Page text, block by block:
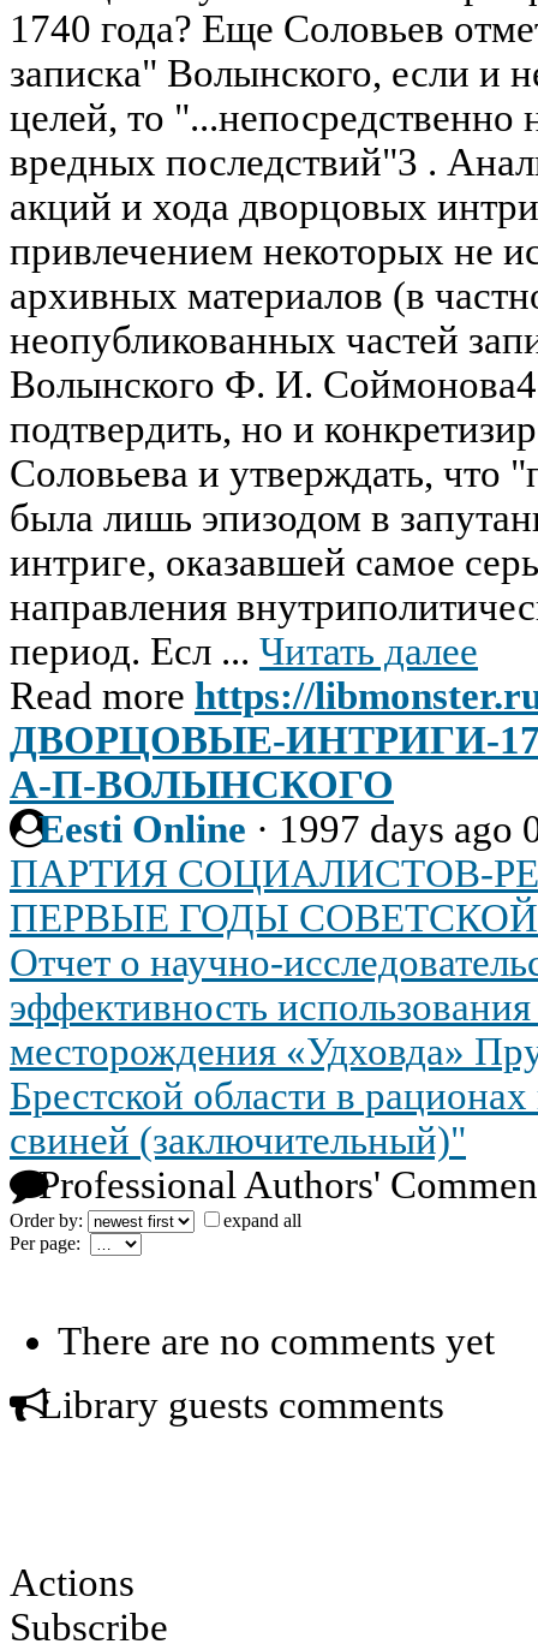
1740 года? Еще Соловьев
записка" Волынского, если и
целей, то "...непосредственно
вредных последствий"3 .
акций и хода дворцовых
привлечением некоторых не
архивных материалов (в
неопубликованных частей
Волынского Ф. И. Соймонова4
подтвердить, но и
Соловьева и утверждать, что
была лишь эпизодом в
интриге, оказавшей самое
направления
период. Есл ... Читать далее
Read more https://
ДВОРЦОВЫЕ-ИНТРИГИ-
А-П-ВОЛЫНСКОГО
Eesti Online · 1997 days ago
ПАРТИЯ СОЦИАЛИСТОВ-
ПЕРВЫЕ ГОДЫ
Отчет о научно-
эффективность
месторождения «Удховда»
Брестской области в
свиней (заключительный)"
Professional Authors'
Order by:
expand all
Per page:
There are no comments yet
Library guests comments
Actions
Subscribe